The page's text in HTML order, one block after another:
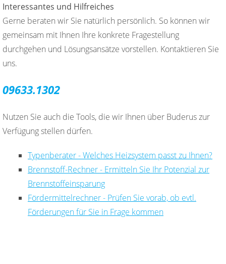
Interessantes und Hilfreiches
Gerne beraten wir Sie natürlich persönlich. So können wir
gemeinsam mit Ihnen Ihre konkrete Fragestellung
durchgehen und Lösungsansätze vorstellen. Kontaktieren Sie
uns.
09633.1302
Nutzen Sie auch die Tools, die wir Ihnen über Buderus zur
Verfügung stellen dürfen.
Typenberater - Welches Heizsystem passt zu Ihnen?
Brennstoff-Rechner - Ermitteln Sie Ihr Potenzial zur
Brennstoffeinsparung
Fördermittelrechner - Prüfen Sie vorab, ob evtl.
Förderungen für Sie in Frage kommen